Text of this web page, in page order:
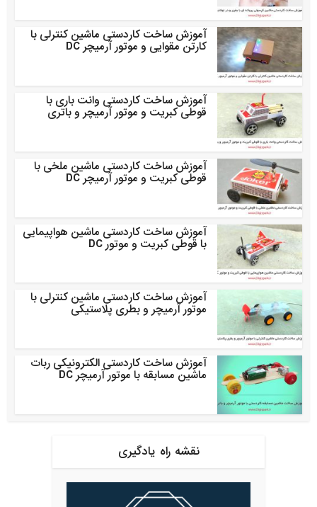
آموزش ساخت کاردستی ماشین کنترلی با
کارتن مقوایی و موتور آرمیچر DC
آموزش ساخت کاردستی وانت باری با
قوطی کبریت و موتور آرمیچر و باتری
آموزش ساخت کاردستی ماشین ملخی با
قوطی کبریت و موتور آرمیچر DC
آموزش ساخت کاردستی ماشین هواپیمایی
با قوطی کبریت و موتور DC
آموزش ساخت کاردستی ماشین کنترلی با
موتور آرمیچر و بطری پلاستیکی
آموزش ساخت کاردستی الکترونیکی ربات
ماشین مسابقه با موتور آرمیچر DC
نقشه راه یادگیری